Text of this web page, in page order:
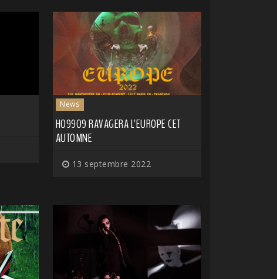
News
HO99O9 RAVAGERA L'EUROPE CET
AUTOMNE
13 septembre 2022